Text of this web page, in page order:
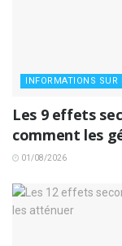
INFORMATIONS SUR
Les 9 effets
comment les
01/08/2026